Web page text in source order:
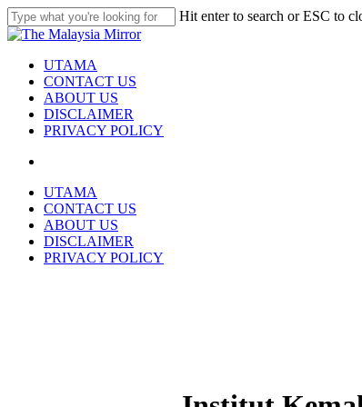
Skip
to
content
Hit enter to search or ESC to
Close
search
Menu
UTAMA
CONTACT US
ABOUT US
DISCLAIMER
PRIVACY POLICY
UTAMA
CONTACT US
ABOUT US
DISCLAIMER
PRIVACY POLICY